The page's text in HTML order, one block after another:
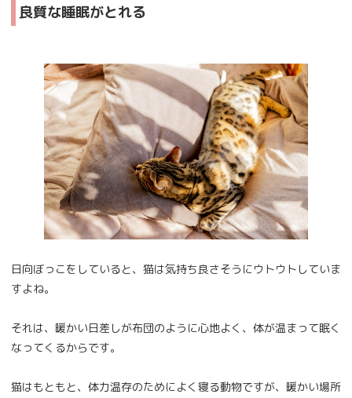
良質な睡眠がとれる
日向ぼっこをしていると、猫は気持ち良さそうにウトウトしていま
すよね。
それは、暖かい日差しが布団のように心地よく、体が温まって眠く
なってくるからです。
猫はもともと、体力温存のためによく寝る動物ですが、暖かい場所